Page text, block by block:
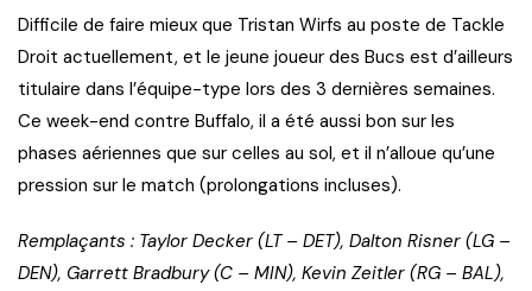
Difficile de faire mieux que Tristan Wirfs au poste de Tackle
Droit actuellement, et le jeune joueur des Bucs est d’ailleurs
titulaire dans l’équipe-type lors des 3 dernières semaines.
Ce week-end contre Buffalo, il a été aussi bon sur les
phases aériennes que sur celles au sol, et il n’alloue qu’une
pression sur le match (prolongations incluses).
Remplaçants : Taylor Decker (LT – DET), Dalton Risner (LG –
DEN), Garrett Bradbury (C – MIN), Kevin Zeitler (RG – BAL),